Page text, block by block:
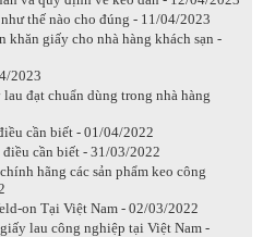
thế nào cho đúng - 11/04/2023
giấy cho nhà hàng khách sạn -
2023
đạt chuẩn dùng trong nhà hàng
cần biết - 01/04/2022
cần biết - 31/03/2022
hãng các sản phẩm keo công
on Tại Việt Nam - 02/03/2022
lau công nghiệp tại Việt Nam -